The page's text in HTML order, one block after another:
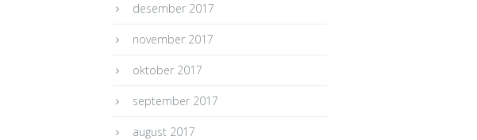
desember 2017
november 2017
oktober 2017
september 2017
august 2017